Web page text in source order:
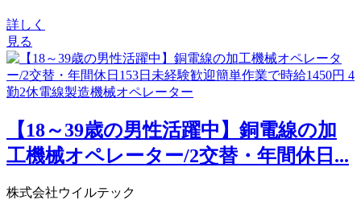
詳しく
見る
【18～39歳の男性活躍中】銅電線の加
工機械オペレーター/2交替・年間休日...
株式会社ウイルテック